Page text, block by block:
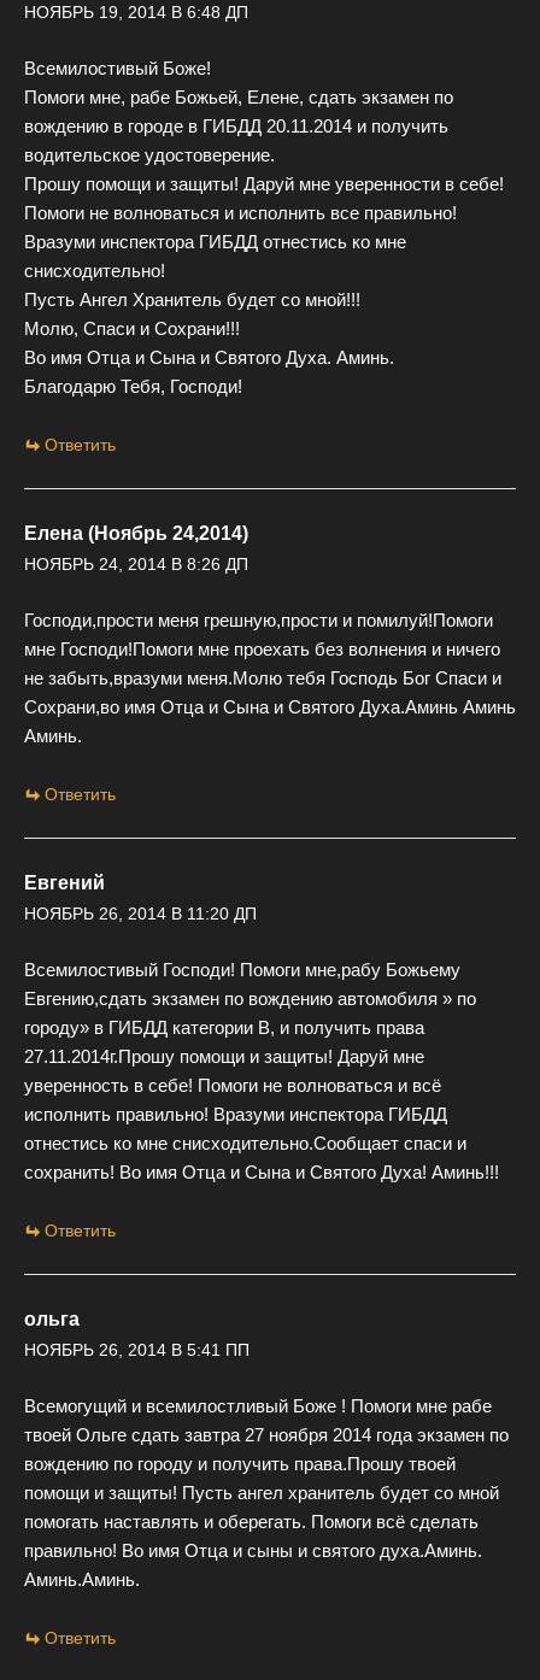
НОЯБРЬ 19, 2014 В 6:48 ДП
Всемилостивый Боже!
Помоги мне, рабе Божьей, Елене, сдать экзамен по
вождению в городе в ГИБДД 20.11.2014 и получить
водительское удостоверение.
Прошу помощи и защиты! Даруй мне уверенности в себе!
Помоги не волноваться и исполнить все правильно!
Вразуми инспектора ГИБДД отнестись ко мне
снисходительно!
Пусть Ангел Хранитель будет со мной!!!
Молю, Спаси и Сохрани!!!
Во имя Отца и Сына и Святого Духа. Аминь.
Благодарю Тебя, Господи!
Ответить
Елена (Ноябрь 24,2014)
НОЯБРЬ 24, 2014 В 8:26 ДП
Господи,прости меня грешную,прости и помилуй!Помоги
мне Господи!Помоги мне проехать без волнения и ничего
не забыть,вразуми меня.Молю тебя Господь Бог Спаси и
Сохрани,во имя Отца и Сына и Святого Духа.Аминь Аминь
Аминь.
Ответить
Евгений
НОЯБРЬ 26, 2014 В 11:20 ДП
Всемилостивый Господи! Помоги мне,рабу Божьему
Евгению,сдать экзамен по вождению автомобиля » по
городу» в ГИБДД категории В, и получить права
27.11.2014г.Прошу помощи и защиты! Даруй мне
уверенность в себе! Помоги не волноваться и всё
исполнить правильно! Вразуми инспектора ГИБДД
отнестись ко мне снисходительно.Сообщает спаси и
сохранить! Во имя Отца и Сына и Святого Духа! Аминь!!!
Ответить
ольга
НОЯБРЬ 26, 2014 В 5:41 ПП
Всемогущий и всемилостливый Боже ! Помоги мне рабе
твоей Ольге сдать завтра 27 ноября 2014 года экзамен по
вождению по городу и получить права.Прошу твоей
помощи и защиты! Пусть ангел хранитель будет со мной
помогать наставлять и оберегать. Помоги всё сделать
правильно! Во имя Отца и сыны и святого духа.Аминь.
Аминь.Аминь.
Ответить